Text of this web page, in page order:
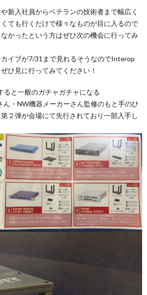
新入社員からベテランの技術者まで幅広く
ても行くだけで様々なものが目に入るので
かったという方はぜひ次の機会に行ってみ
イブが7/31まで見れるそうなのでInterop
ひ見に行ってみてください！
と一般のガチャガチャになる
ん・NW機器メーカーさん監修のもと手のひ
２弾が会場にて先行されており一部入手し